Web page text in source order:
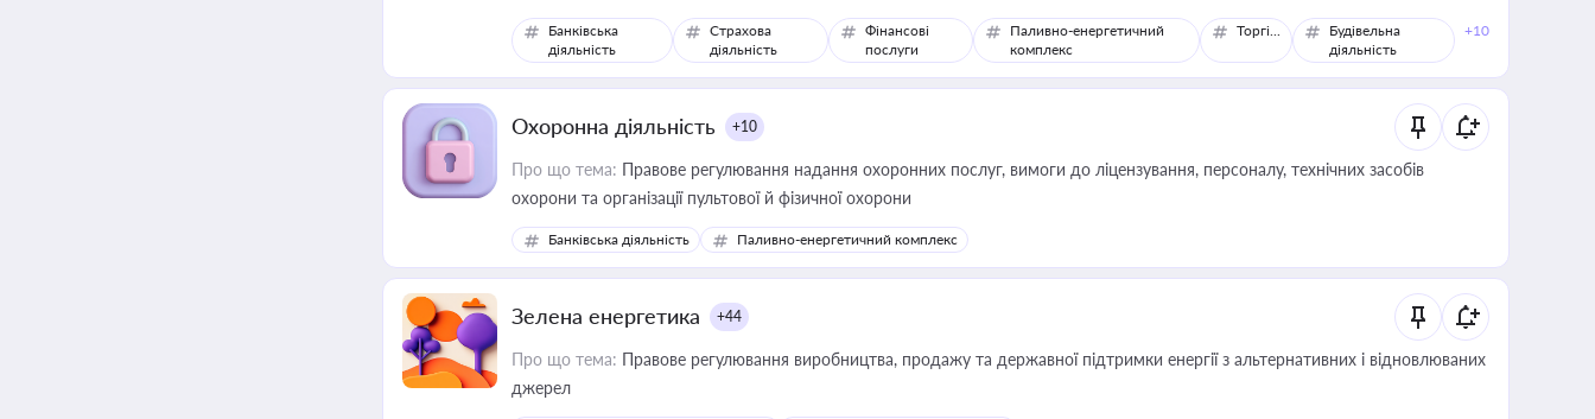
Банківська
діяльність
Страхова
діяльність
Фінансові
послуги
Паливно-енергетичний
комплекс
Торгівля
Будівельна
діяльність
+10
Охоронна діяльність +10
Про що тема: Правове регулювання надання охоронних послуг, вимоги до ліцензування, персоналу, технічних засобів
охорони та організації пультової й фізичної охорони
Банківська діяльність Паливно-енергетичний комплекс
Зелена енергетика +44
Про що тема: Правове регулювання виробництва, продажу та державної підтримки енергії з альтернативних і відновлюваних
джерел